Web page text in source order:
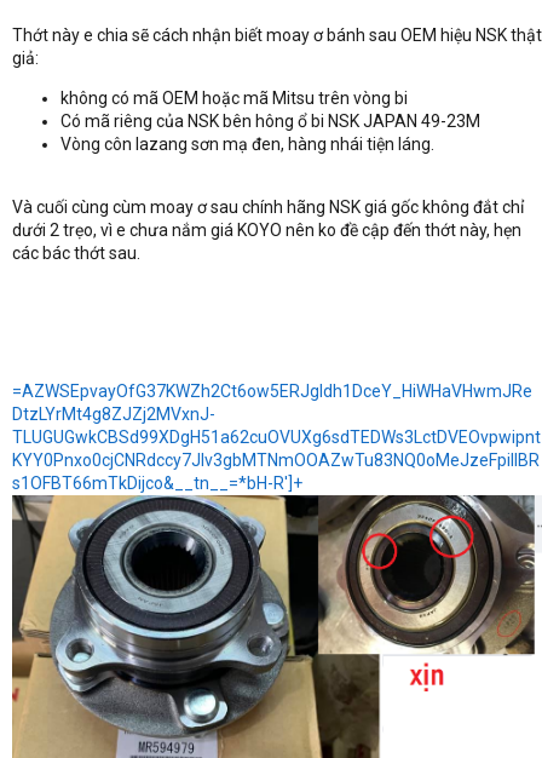
Thớt này e chia sẽ cách nhận biết moay ơ bánh sau OEM hiệu NSK thật
giả:
không có mã OEM hoặc mã Mitsu trên vòng bi
Có mã riêng của NSK bên hông ổ bi NSK JAPAN 49-23M
Vòng côn lazang sơn mạ đen, hàng nhái tiện láng.
Và cuối cùng cùm moay ơ sau chính hãng NSK giá gốc không đắt chỉ
dưới 2 trẹo, vì e chưa nắm giá KOYO nên ko đề cập đến thớt này, hẹn
các bác thớt sau.
=AZWSEpvayOfG37KWZh2Ct6ow5ERJgIdh1DceY_HiWHaVHwmJRe
DtzLYrMt4g8ZJZj2MVxnJ-
TLUGUGwkCBSd99XDgH51a62cuOVUXg6sdTEDWs3LctDVEOvpwipnt
KYY0Pnxo0cjCNRdccy7JIv3gbMTNmOOAZwTu83NQ0oMeJzeFpiIlBR
s1OFBT66mTkDijco&__tn__=*bH-R']+